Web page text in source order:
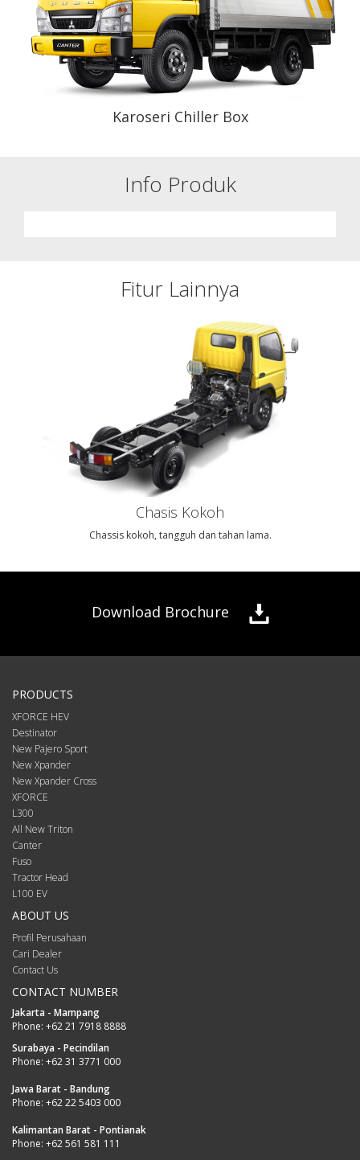
Karoseri Chiller Box
Info Produk
Fitur Lainnya
Chasis Kokoh
Chassis kokoh, tangguh dan tahan lama.
Download Brochure
PRODUCTS
XFORCE HEV
Destinator
New Pajero Sport
New Xpander
New Xpander Cross
XFORCE
L300
All New Triton
Canter
Fuso
Tractor Head
L100 EV
ABOUT US
Profil Perusahaan
Cari Dealer
Contact Us
CONTACT NUMBER
Jakarta - Mampang
Phone: +62 21 7918 8888
Surabaya - Pecindilan
Phone: +62 31 3771 000
Jawa Barat - Bandung
Phone: +62 22 5403 000
Kalimantan Barat - Pontianak
Phone: +62 561 581 111